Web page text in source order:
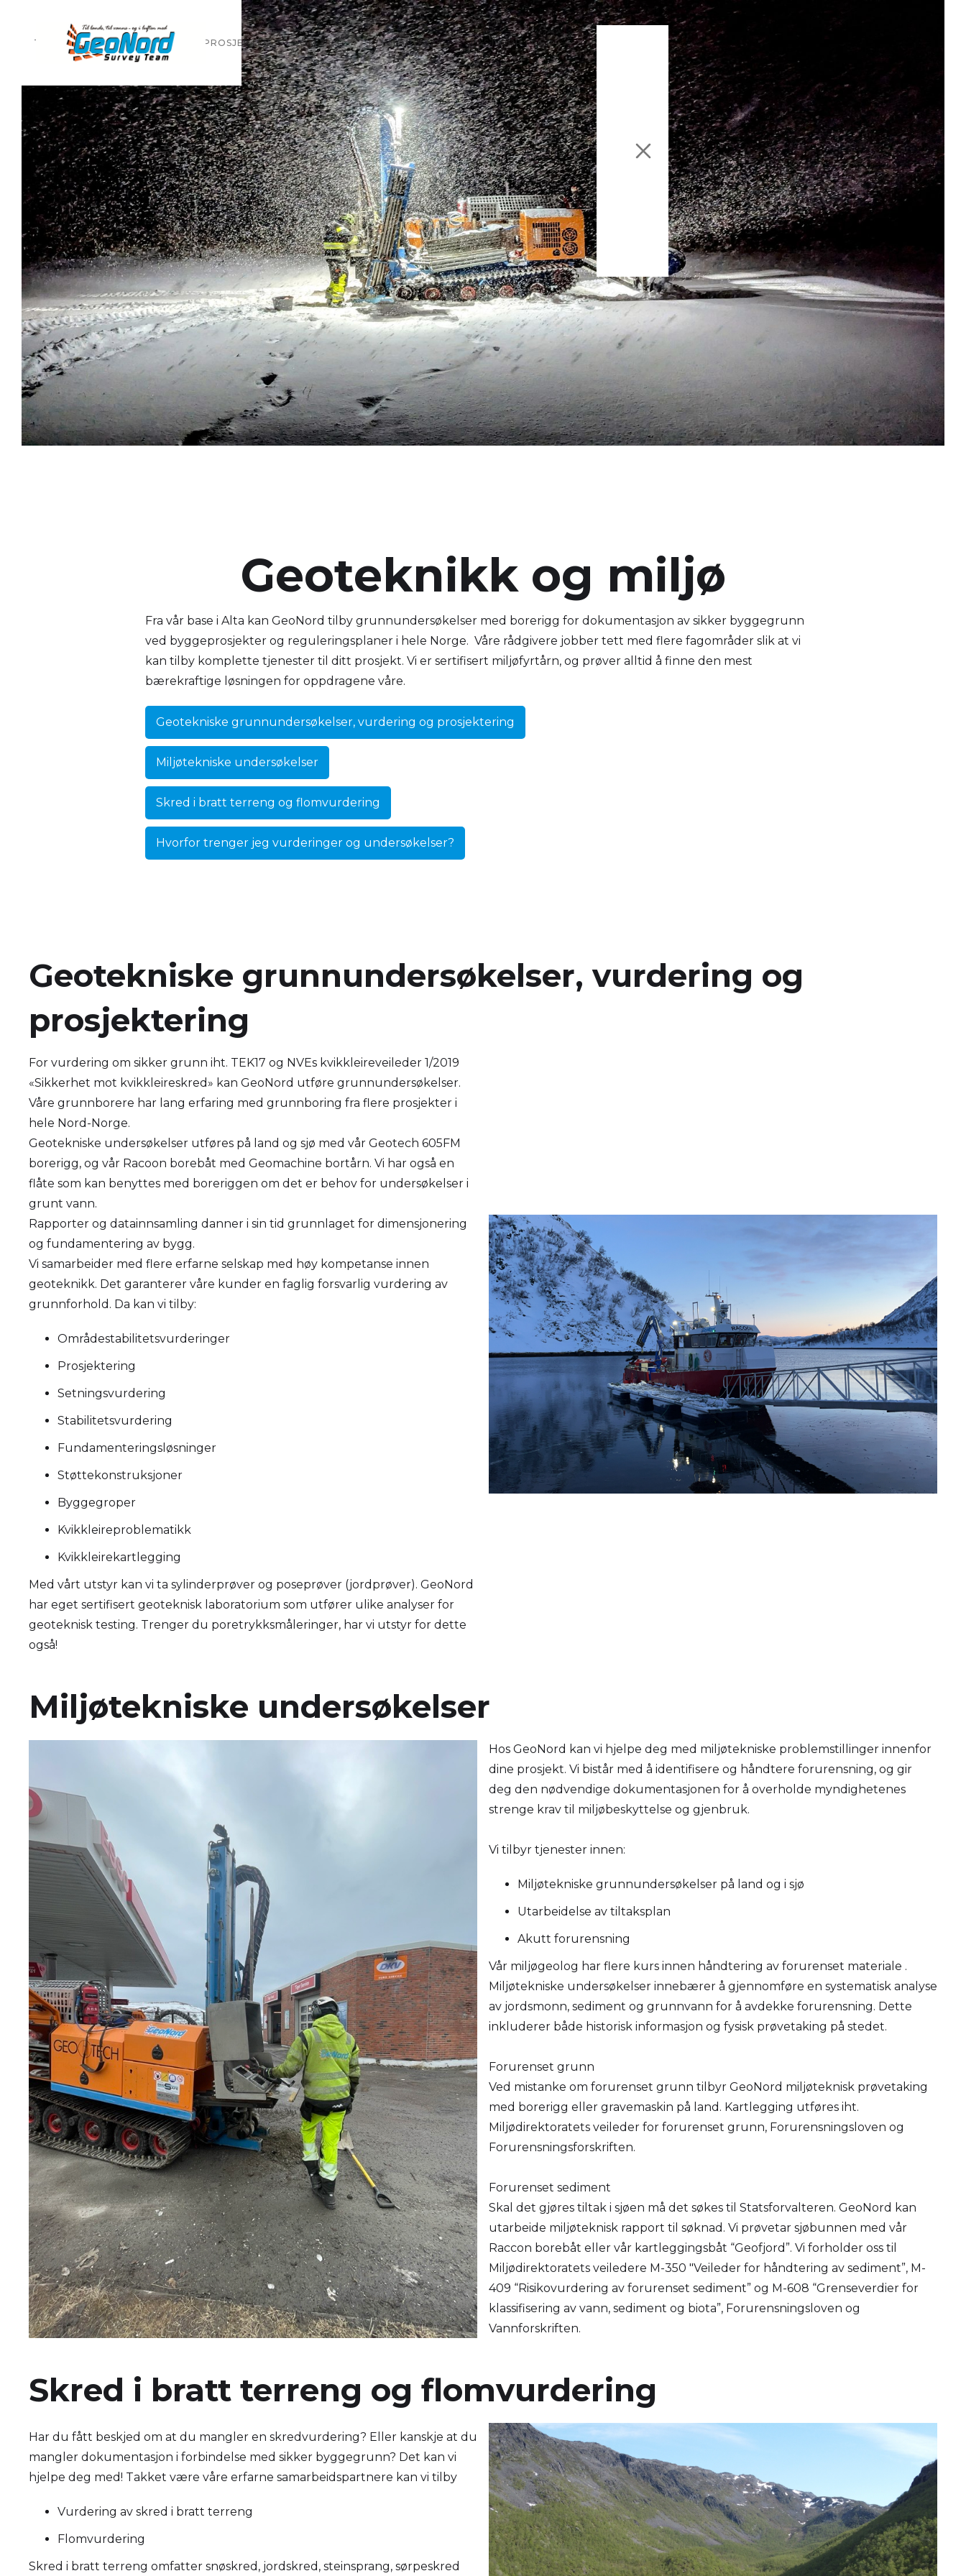
TJENESTER REFERANSEPROSJEKTER OM OSS KONTAKT OSS LAST OPP FILER
Geoteknikk og miljø
Fra vår base i Alta kan GeoNord tilby grunnundersøkelser med borerigg for dokumentasjon av sikker byggegrunn
ved byggeprosjekter og reguleringsplaner i hele Norge. Våre rådgivere jobber tett med flere fagområder slik at vi
kan tilby komplette tjenester til ditt prosjekt. Vi er sertifisert miljøfyrtårn, og prøver alltid å finne den mest
bærekraftige løsningen for oppdragene våre.
Geotekniske grunnundersøkelser, vurdering og prosjektering
Miljøtekniske undersøkelser
Skred i bratt terreng og flomvurdering
Hvorfor trenger jeg vurderinger og undersøkelser?
Geotekniske grunnundersøkelser, vurdering og
prosjektering
For vurdering om sikker grunn iht. TEK17 og NVEs kvikkleireveileder 1/2019
«Sikkerhet mot kvikkleireskred» kan GeoNord utføre grunnundersøkelser.
Våre grunnborere har lang erfaring med grunnboring fra flere prosjekter i
hele Nord-Norge.
Geotekniske undersøkelser utføres på land og sjø med vår Geotech 605FM
borerigg, og vår Racoon borebåt med Geomachine bortårn. Vi har også en
flåte som kan benyttes med boreriggen om det er behov for undersøkelser i
grunt vann.
Rapporter og datainnsamling danner i sin tid grunnlaget for dimensjonering
og fundamentering av bygg.
Vi samarbeider med flere erfarne selskap med høy kompetanse innen
geoteknikk. Det garanterer våre kunder en faglig forsvarlig vurdering av
grunnforhold. Da kan vi tilby:
Områdestabilitetsvurderinger
Prosjektering
Setningsvurdering
Stabilitetsvurdering
Fundamenteringsløsninger
Støttekonstruksjoner
Byggegroper
Kvikkleireproblematikk
Kvikkleirekartlegging
Med vårt utstyr kan vi ta sylinderprøver og poseprøver (jordprøver). GeoNord
har eget sertifisert geoteknisk laboratorium som utfører ulike analyser for
geoteknisk testing. Trenger du poretrykksmåleringer, har vi utstyr for dette
også!
Miljøtekniske undersøkelser
Hos GeoNord kan vi hjelpe deg med miljøtekniske problemstillinger innenfor
dine prosjekt. Vi bistår med å identifisere og håndtere forurensning, og gir
deg den nødvendige dokumentasjonen for å overholde myndighetenes
strenge krav til miljøbeskyttelse og gjenbruk.
Vi tilbyr tjenester innen:
Miljøtekniske grunnundersøkelser på land og i sjø
Utarbeidelse av tiltaksplan
Akutt forurensning
Vår miljøgeolog har flere kurs innen håndtering av forurenset materiale .
Miljøtekniske undersøkelser innebærer å gjennomføre en systematisk analyse
av jordsmonn, sediment og grunnvann for å avdekke forurensning. Dette
inkluderer både historisk informasjon og fysisk prøvetaking på stedet.
Forurenset grunn
Ved mistanke om forurenset grunn tilbyr GeoNord miljøteknisk prøvetaking
med borerigg eller gravemaskin på land. Kartlegging utføres iht.
Miljødirektoratets veileder for forurenset grunn, Forurensningsloven og
Forurensningsforskriften.
Forurenset sediment
Skal det gjøres tiltak i sjøen må det søkes til Statsforvalteren. GeoNord kan
utarbeide miljøteknisk rapport til søknad. Vi prøvetar sjøbunnen med vår
Raccon borebåt eller vår kartleggingsbåt “Geofjord”. Vi forholder oss til
Miljødirektoratets veiledere M-350 "Veileder for håndtering av sediment”, M-
409 “Risikovurdering av forurenset sediment” og M-608 “Grenseverdier for
klassifisering av vann, sediment og biota”, Forurensningsloven og
Vannforskriften.
Skred i bratt terreng og flomvurdering
Har du fått beskjed om at du mangler en skredvurdering? Eller kanskje at du
mangler dokumentasjon i forbindelse med sikker byggegrunn? Det kan vi
hjelpe deg med! Takket være våre erfarne samarbeidspartnere kan vi tilby
Vurdering av skred i bratt terreng
Flomvurdering
Skred i bratt terreng omfatter snøskred, jordskred, steinsprang, sørpeskred